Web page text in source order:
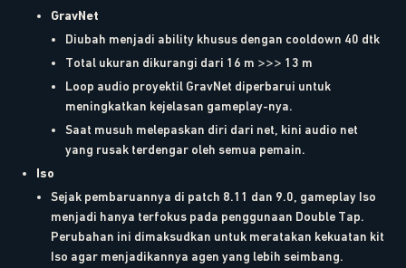
GravNet
Diubah menjadi ability khusus dengan cooldown 40 dtk
Total ukuran dikurangi dari 16 m >>> 13 m
Loop audio proyektil GravNet diperbarui untuk
meningkatkan kejelasan gameplay-nya.
Saat musuh melepaskan diri dari net, kini audio net
yang rusak terdengar oleh semua pemain.
Iso
Sejak pembaruannya di patch 8.11 dan 9.0, gameplay Iso
menjadi hanya terfokus pada penggunaan Double Tap.
Perubahan ini dimaksudkan untuk meratakan kekuatan kit
Iso agar menjadikannya agen yang lebih seimbang.